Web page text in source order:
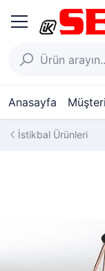
Anasayfa
İstikbal Ürünleri